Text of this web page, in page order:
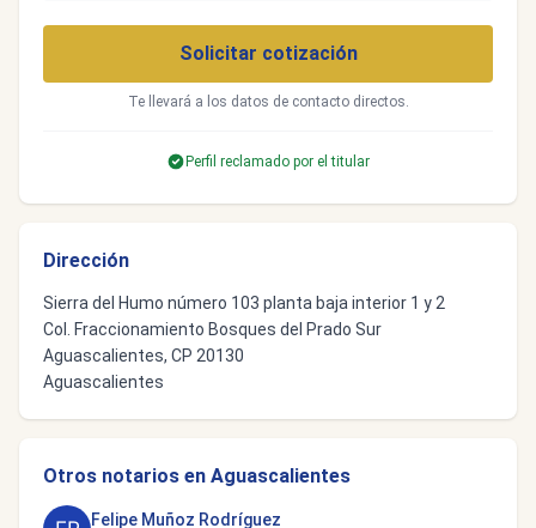
Solicitar cotización
Te llevará a los datos de contacto directos.
Perfil reclamado por el titular
Dirección
Sierra del Humo número 103 planta baja interior 1 y 2
Col. Fraccionamiento Bosques del Prado Sur
Aguascalientes, CP 20130
Aguascalientes
Otros notarios en Aguascalientes
Felipe Muñoz Rodríguez